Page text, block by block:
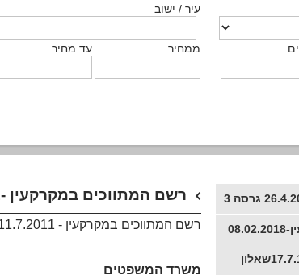
עיר / ישוב
ממחיר עד מחיר
עיר / ישוב
ממחיר עד מחיר
עיר / ישוב
ממחיר עד מחיר
עיר / ישוב
ממחיר עד מחיר
ממחיר
עיר / ישוב
מקומה עד קומה
עיר / ישוב
ממחיר עד מחיר
רשם המתווכים במקרקעין -11.7.2011 שאלון מספר 0001
רשם המתווכים במקרקעין - 11.7.2011 שאלון מספר 0001
משרד המשפטים
רשם המתווכים במקרקעין - 17.7.17שאלון